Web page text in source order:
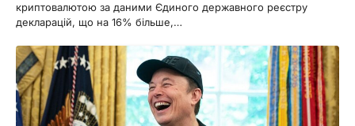
криптовалютою за даними Єдиного державного реєстру
декларацій, що на 16% більше,…